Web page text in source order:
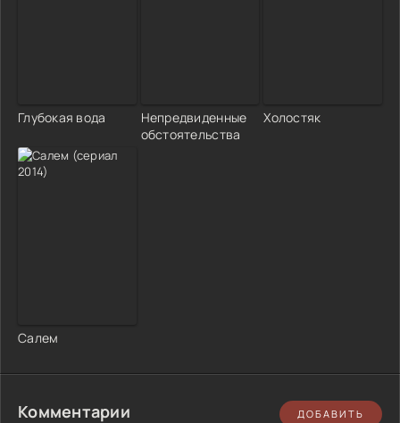
Глубокая вода
Непредвиденные
обстоятельства
Xoлocтяк
Салем
Комментарии ДОБАВИТЬ